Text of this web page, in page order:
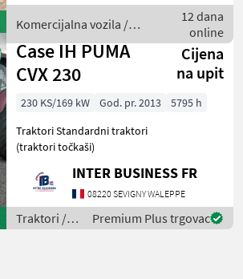
à faire par l'acheteu
Komercijalna vozila /
Mercedes
12 dana
online
Case IH PUMA
CVX 230
Cijena
na upit
230 KS/169 kW God. pr. 2013
5795 h
Traktori Standardni traktori
(traktori točkaši)
INTER BUSINESS FR
08220 SEVIGNY WALEPPE
Traktori /
Case IH
Premium Plus trgovac